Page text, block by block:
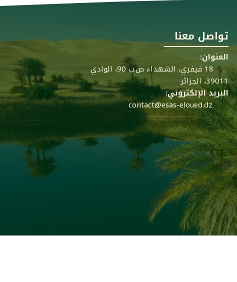
تواصل معنا
العنوان:
18 فيفري، الشهداء ص.ب 90، الوادي
39011، الجزائر
البريد الإلكتروني:
contact@esas-eloued.dz